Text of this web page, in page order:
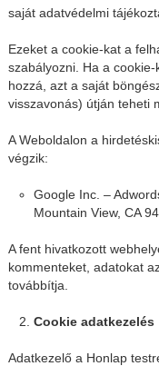
saját adatvédelmi
Ezeket a cookie-kat a
szabályozni. Ha a
hozzá, azt a saját
visszavonás) útján teheti
A Weboldalon a
végzik:
Google Inc. –
Mountain View, CA
A fent hivatkozott
kommenteket, adatokat
továbbítja.
Cookie adatkezelés
Adatkezelő a Honlap